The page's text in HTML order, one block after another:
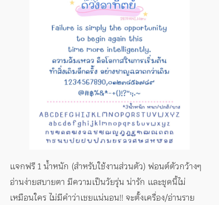
แจกฟรี 1 น้ำหนัก (สำหรับใช้งานส่วนตัว) ฟอนต์ตัวกว้างๆ
อ่านง่ายสบายตา มีความเป็นวัยรุ่น น่ารัก และชุดนี้ไม่
เหมือนใคร ไม่มีคำว่าเชยแน่นอน!! จะตั้งเครื่อง/อ่านราย